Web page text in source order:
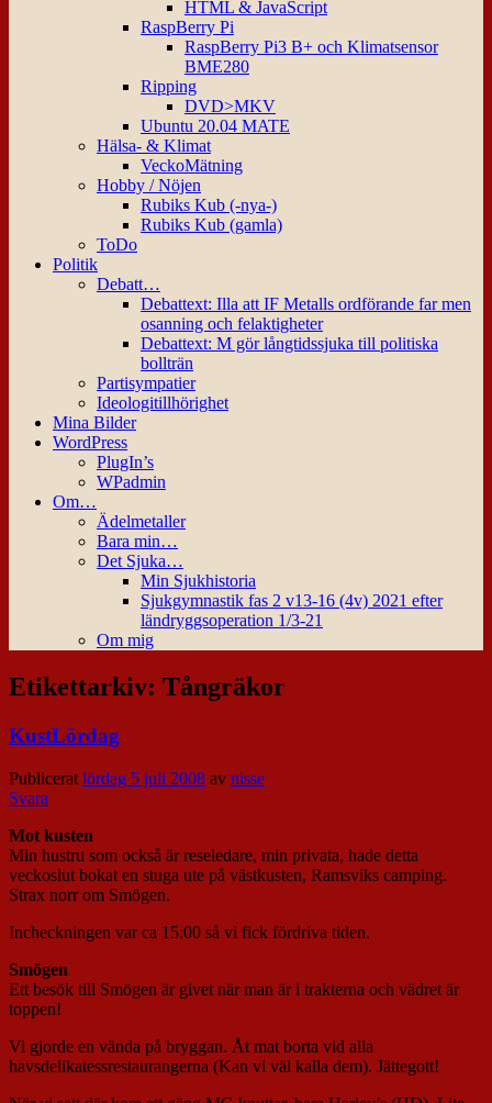
HTML & JavaScript
RaspBerry Pi
RaspBerry Pi3 B+ och Klimatsensor
BME280
Ripping
DVD>MKV
Ubuntu 20.04 MATE
Hälsa- & Klimat
VeckoMätning
Hobby / Nöjen
Rubiks Kub (-nya-)
Rubiks Kub (gamla)
ToDo
Politik
Debatt…
Debattext: Illa att IF Metalls ordförande far men
osanning och felaktigheter
Debattext: M gör långtidssjuka till politiska
bollträn
Partisympatier
Ideologitillhörighet
Mina Bilder
WordPress
PlugIn’s
WPadmin
Om…
Ädelmetaller
Bara min…
Det Sjuka…
Min Sjukhistoria
Sjukgymnastik fas 2 v13-16 (4v) 2021 efter
ländryggsoperation 1/3-21
Om mig
Etikettarkiv: Tångräkor
KustLördag
Publicerat lördag 5 juli 2008 av nisse
Svara
Mot kusten
Min hustru som också är reseledare, min privata, hade detta
veckoslut bokat en stuga ute på västkusten, Ramsviks camping.
Strax norr om Smögen.
Incheckningen var ca 15:00 så vi fick fördriva tiden.
Smögen
Ett besök till Smögen är givet när man är i trakterna och vädret är
toppen!
Vi gjorde en vända på bryggan. Åt mat borta vid alla
havsdelikatessrestaurangerna (Kan vi väl kalla dem). Jättegott!